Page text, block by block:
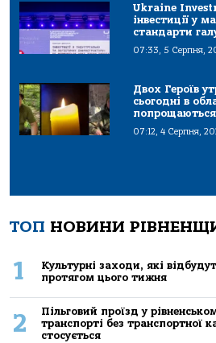
Ukraine
інвестиції у
стандарти
07:33, 5 Серпня,
Двох Героїв
сьогодні в
попрощаються
07:12, 4 Серпня,
ТОП НОВИНИ
1
Культурні заходи, які
протягом цього тижня
2
Пільговий проїзд у
транспорті без транспортної
стосується